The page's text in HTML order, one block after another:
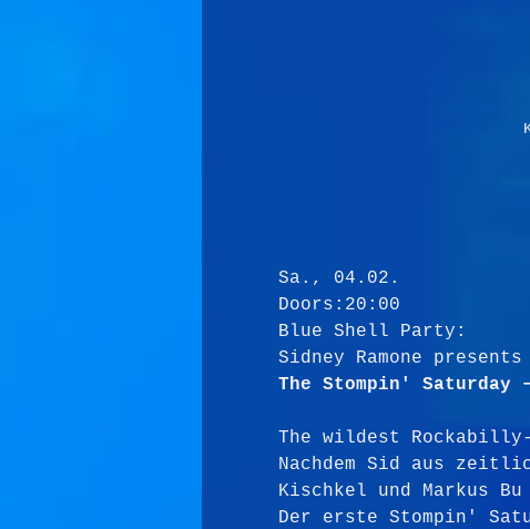
Sa., 04.02.
Doors:20:00
Blue Shell Party:
The Stompin' Saturday
The wildest
Nachdem Sid aus
Kischkel und Markus
Der erste Stompin'